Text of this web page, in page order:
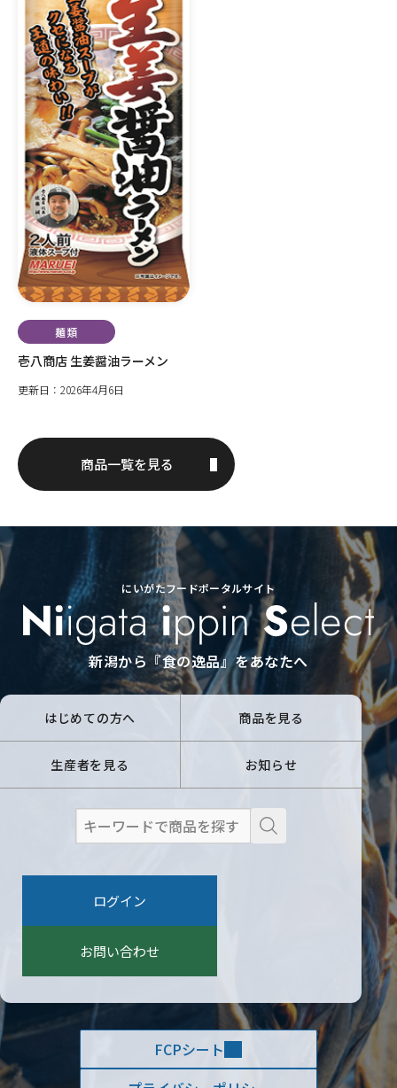
麺類
壱八商店 生姜醤油ラーメン
更新日：2026年4月6日
商品一覧を見る
にいがたフードポータルサイト
新潟から『食の逸品』をあなたへ
はじめての方へ 商品を見る
生産者を見る お知らせ
検
ログイン
お問い合わせ
FCPシート